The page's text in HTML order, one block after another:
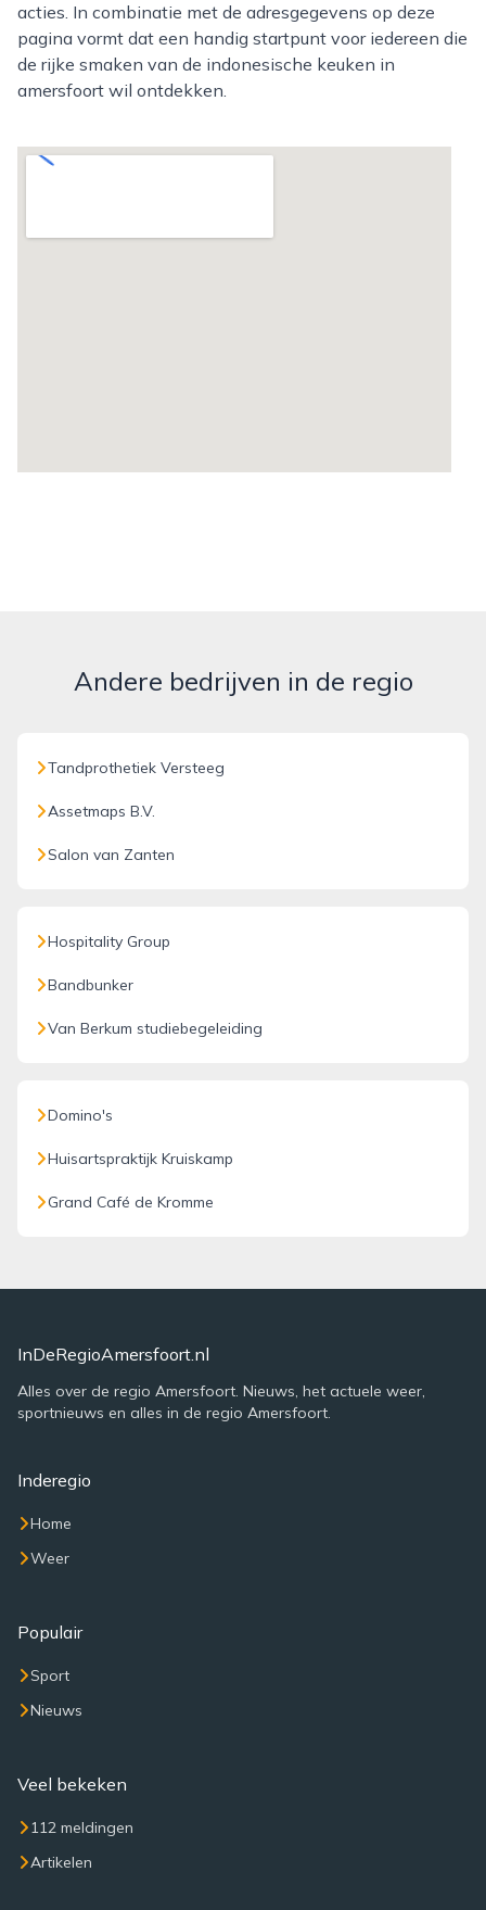
acties. In combinatie met de adresgegevens op deze
pagina vormt dat een handig startpunt voor iedereen die
de rijke smaken van de indonesische keuken in
amersfoort wil ontdekken.
Andere bedrijven in de regio
Tandprothetiek Versteeg
Assetmaps B.V.
Salon van Zanten
Hospitality Group
Bandbunker
Van Berkum studiebegeleiding
Domino's
Huisartspraktijk Kruiskamp
Grand Café de Kromme
InDeRegioAmersfoort.nl
Alles over de regio Amersfoort. Nieuws, het actuele weer,
sportnieuws en alles in de regio Amersfoort.
Inderegio
Home
Weer
Populair
Sport
Nieuws
Veel bekeken
112 meldingen
Artikelen